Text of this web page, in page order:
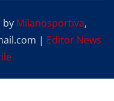
by Milanosportiva,
| Editor News